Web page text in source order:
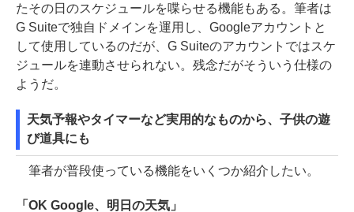
たその日のスケジュールを喋らせる機能もある。筆者は
G Suiteで独自ドメインを運用し、Googleアカウントと
して使用しているのだが、G Suiteのアカウントではスケ
ジュールを連動させられない。残念だがそういう仕様の
ようだ。
天気予報やタイマーなど実用的なものから、子供の遊
び道具にも
筆者が普段使っている機能をいくつか紹介したい。
「OK Google、明日の天気」